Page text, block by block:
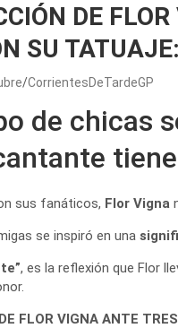
DE
SU
CorrientesDeTardeGP
de chicas
sus fanáticos, Flor Vigna
se inspiró en una
, es la reflexión que Flor
FLOR VIGNA ANTE